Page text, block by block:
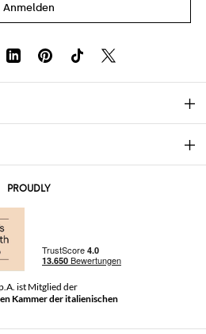
Anmelden
PROUDLY
ist Mitglied der
Kammer der italienischen